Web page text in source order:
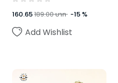
160.65189.00บาท -15 %
Add Wishlist